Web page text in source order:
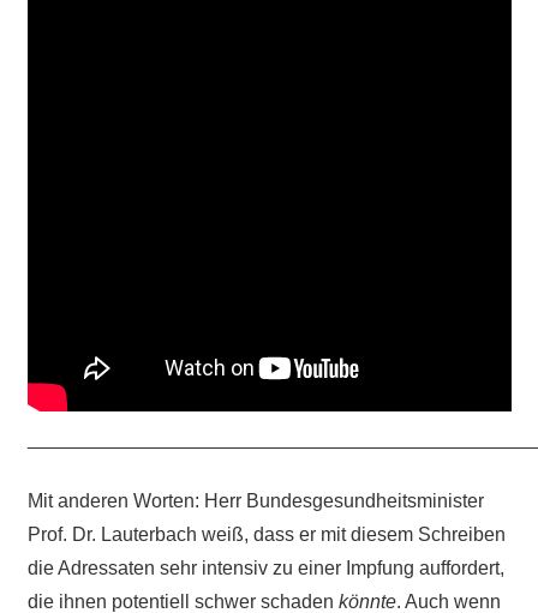
Mit anderen Worten: Herr Bundesgesundheitsminister
Prof. Dr. Lauterbach weiß, dass er mit diesem Schreiben
die Adressaten sehr intensiv zu einer Impfung auffordert,
die ihnen potentiell schwer schaden könnte. Auch wenn